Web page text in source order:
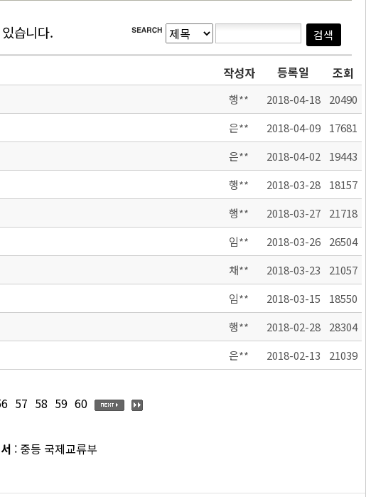
습니다.
작성자 등록일 조회
행** 2018-04-18
20490
은** 2018-04-09
17681
은** 2018-04-02
19443
행** 2018-03-28
18157
행** 2018-03-27
21718
임** 2018-03-26
26504
채** 2018-03-23
21057
임** 2018-03-15
18550
행** 2018-02-28
28304
은** 2018-02-13 21039
57 58 59 60
: 중등 국제교류부